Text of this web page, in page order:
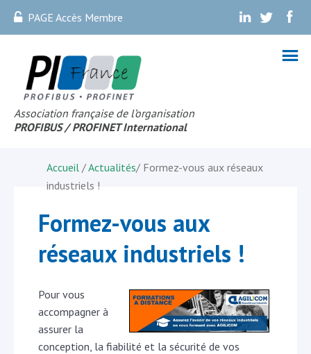
PAGE Accès Membre . . .
Association française de l’organisation
PROFIBUS / PROFINET International
Accueil /Actualités/ Formez-vous aux réseaux
industriels !
Formez-vous aux
réseaux industriels !
Pour vous
accompagner à
assurer la
conception, la fiabilité et la sécurité de vos